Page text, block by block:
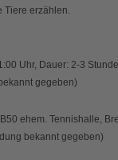
Tiere erzählen.
Uhr, Dauer: 2-3
gegeben)
ehem. Tennishalle,
bekannt gegeben)